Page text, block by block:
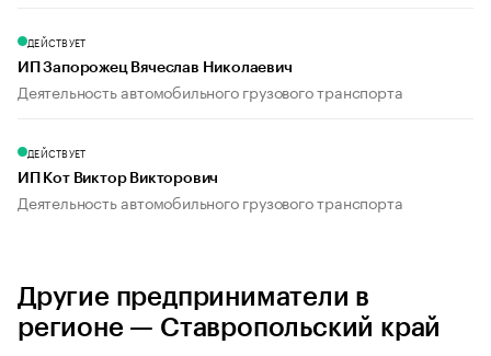
ДЕЙСТВУЕТ
ИП Запорожец Вячеслав Николаевич
Деятельность автомобильного грузового транспорта
ДЕЙСТВУЕТ
ИП Кот Виктор Викторович
Деятельность автомобильного грузового транспорта
Другие предприниматели в
регионе — Ставропольский край